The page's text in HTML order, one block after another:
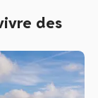
à deux ou
lagons –
et activités…
aussi pour les
de beaux
des